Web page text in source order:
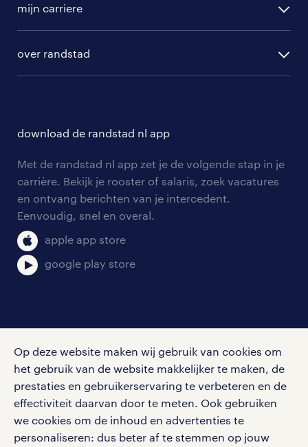
Op deze website maken wij gebruik van cookies om
het gebruik van de website makkelijker te maken, de
prestaties en gebruikerservaring te verbeteren en de
effectiviteit daarvan door te meten. Ook gebruiken
we cookies om de inhoud en advertenties te
personaliseren: dus beter af te stemmen op jouw
randstad professional
randstad digital
hr-diensten
branches
tarieven
personeel gezocht
aanmelden nieuwsbrief
mijn carriere
solliciteren
blogs en artikelen
salarischecker
bruto-netto calculator
over randstad
onze vestigingen
pers
klachten en misstanden
download de randstad nl app
Met de randstad nl app zet je de volgende stap in je
carrière. Bekijk je rooster of salaris, zoek vacatures
en ontvang berichten van je intercedent.
Eenvoudig, snel en overal.
apple app store
google play store
Volg ons voor de leukste content omtrent
vacatures, solliciteren en inspiratie.